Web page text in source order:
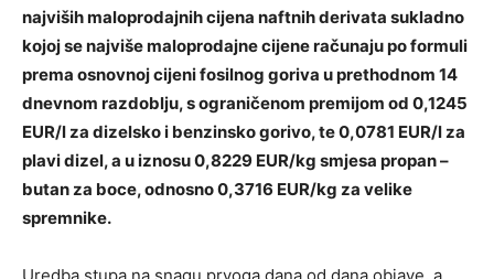
najviših maloprodajnih cijena naftnih derivata sukladno
kojoj se najviše maloprodajne cijene računaju po formuli
prema osnovnoj cijeni fosilnog goriva u prethodnom 14
dnevnom razdoblju, s ograničenom premijom od 0,1245
EUR/l za dizelsko i benzinsko gorivo, te 0,0781 EUR/l za
plavi dizel, a u iznosu 0,8229 EUR/kg smjesa propan –
butan za boce, odnosno 0,3716 EUR/kg za velike
spremnike.